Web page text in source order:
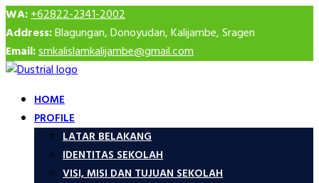
WA:+62822-2341-2002
Address:Blagungan, Donoyudan, Kalijambe, Sragen
Email:smkalislamkalijambe@gmail.com
HOME
PROFILE
LATAR BELAKANG
IDENTITAS SEKOLAH
VISI, MISI DAN TUJUAN SEKOLAH